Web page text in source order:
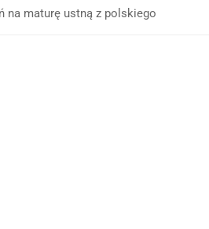
na maturę ustną z polskiego